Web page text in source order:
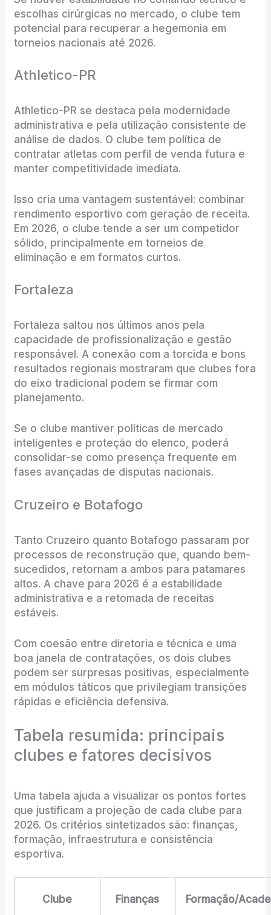
escolhas cirúrgicas no mercado, o clube tem
potencial para recuperar a hegemonia em
torneios nacionais até 2026.
Athletico-PR
Athletico-PR se destaca pela modernidade
administrativa e pela utilização consistente de
análise de dados. O clube tem política de
contratar atletas com perfil de venda futura e
manter competitividade imediata.
Isso cria uma vantagem sustentável: combinar
rendimento esportivo com geração de receita.
Em 2026, o clube tende a ser um competidor
sólido, principalmente em torneios de
eliminação e em formatos curtos.
Fortaleza
Fortaleza saltou nos últimos anos pela
capacidade de profissionalização e gestão
responsável. A conexão com a torcida e bons
resultados regionais mostraram que clubes fora
do eixo tradicional podem se firmar com
planejamento.
Se o clube mantiver políticas de mercado
inteligentes e proteção do elenco, poderá
consolidar-se como presença frequente em
fases avançadas de disputas nacionais.
Cruzeiro e Botafogo
Tanto Cruzeiro quanto Botafogo passaram por
processos de reconstrução que, quando bem-
sucedidos, retornam a ambos para patamares
altos. A chave para 2026 é a estabilidade
administrativa e a retomada de receitas
estáveis.
Com coesão entre diretoria e técnica e uma
boa janela de contratações, os dois clubes
podem ser surpresas positivas, especialmente
em módulos táticos que privilegiam transições
rápidas e eficiência defensiva.
Tabela resumida: principais
clubes e fatores decisivos
Uma tabela ajuda a visualizar os pontos fortes
que justificam a projeção de cada clube para
2026. Os critérios sintetizados são: finanças,
formação, infraestrutura e consistência
esportiva.
Clube Finanças Formação/